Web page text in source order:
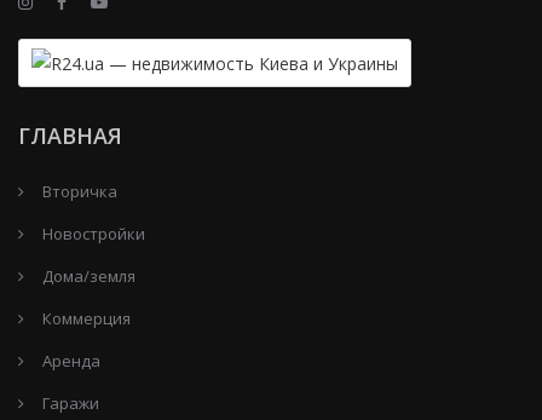
ГЛАВНАЯ
Вторичка
Новостройки
Дома/земля
Коммерция
Аренда
Гаражи